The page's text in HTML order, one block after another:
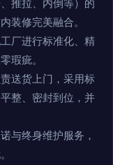
推拉、内倒等）的
装修完美融合。
厂进行标准化、精
瑕疵。
送货上门，采用标
整、密封到位，并
与终身维护服务，